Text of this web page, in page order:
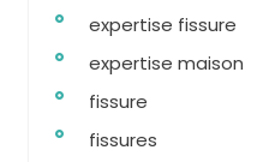
expertise fissure
expertise maison
fissure
fissures